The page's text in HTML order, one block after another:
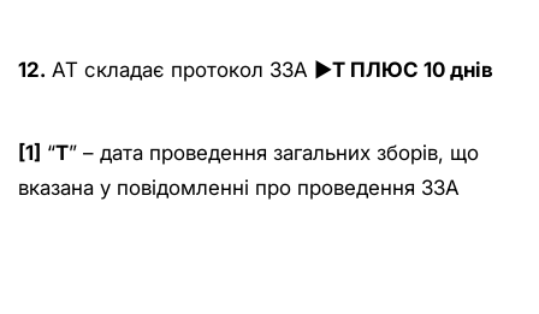
12. АТ складає протокол ЗЗА ►Т ПЛЮС 10 днів
[1] “T” – дата проведення загальних зборів, що
вказана у повідомленні про проведення ЗЗА